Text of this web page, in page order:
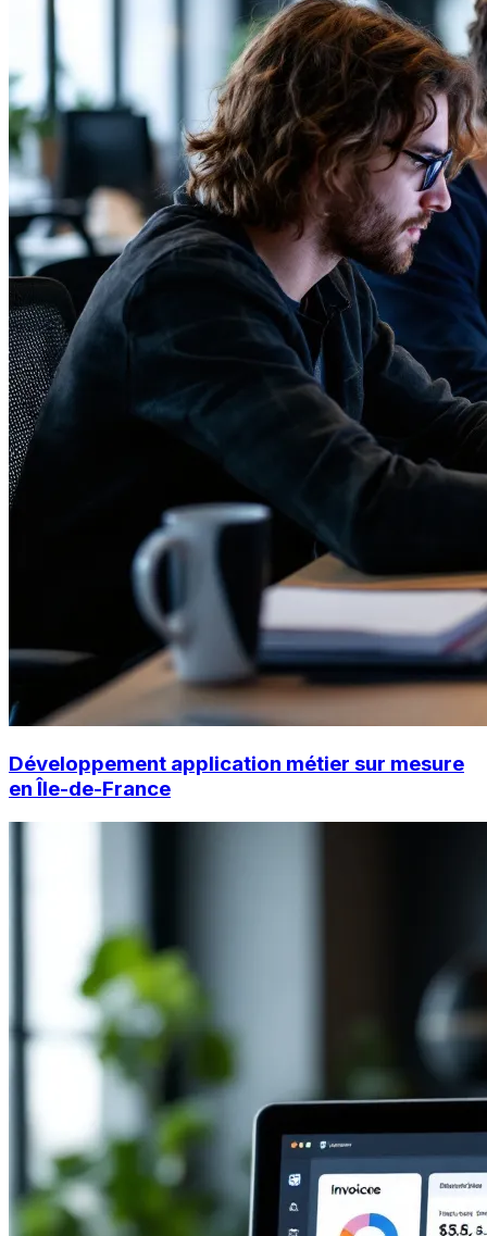
Développement application métier sur mesure
en Île-de-France